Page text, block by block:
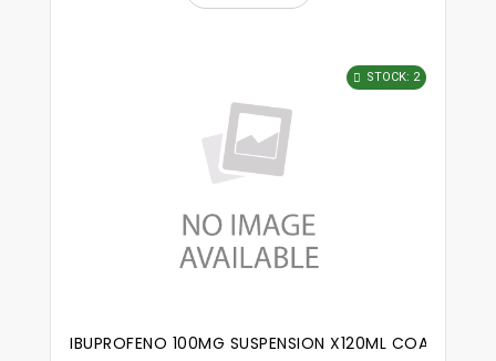
IBUPROFENO 100MG SUSPENSION X120ML
STOCK: 2